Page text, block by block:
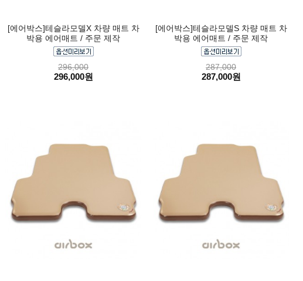
[에어박스]테슬라모델X 차량 매트 차
박용 에어매트 / 주문 제작
296,000
296,000원
[에어박스]테슬라모델S 차량 매트 차
박용 에어매트 / 주문 제작
287,000
287,000원